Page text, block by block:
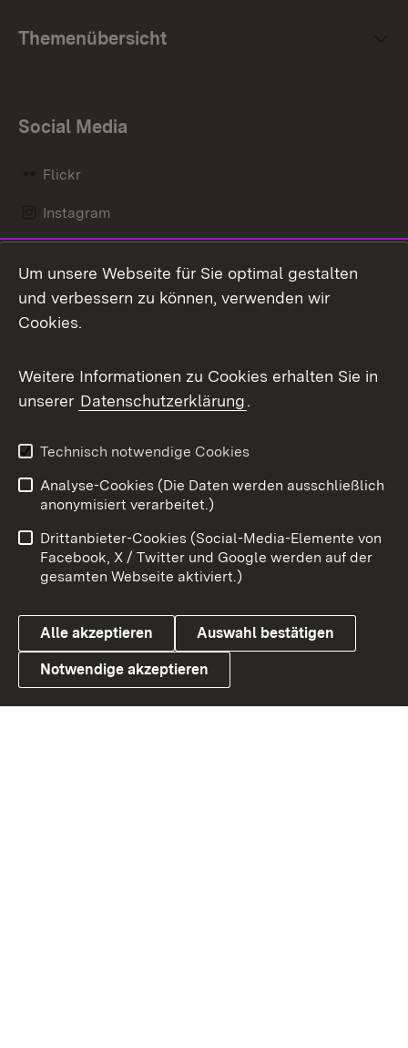
Themenübersicht
Social Media
Flickr
Instagram
Mastodon
Messenger
Social Wall
X / Twitter
Youtube
Link zum Landesportal
Benutzungshinweise
Barrierefreiheit
Datenschutz
Cookies
Um unsere Webseite für Sie optimal gestalten
und verbessern zu können, verwenden wir
Cookies.
Weitere Informationen zu Cookies erhalten Sie in
unserer Datenschutzerklärung.
Technisch notwendige Cookies
Analyse-Cookies (Die Daten werden ausschließlich
anonymisiert verarbeitet.)
Drittanbieter-Cookies (Social-Media-Elemente von
Facebook, X / Twitter und Google werden auf der
gesamten Webseite aktiviert.)
Alle akzeptieren Auswahl bestätigen
Notwendige akzeptieren